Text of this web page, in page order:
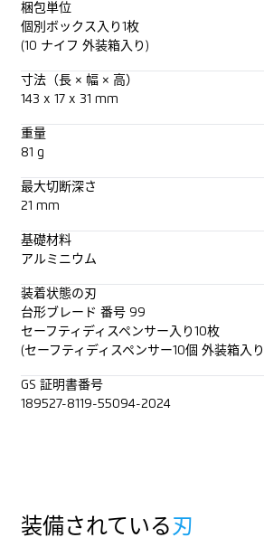
梱包単位
個別ボックス入り1枚
(10 ナイフ 外装箱入り)
寸法（長 × 幅 × 高）
143 x 17 x 31 mm
重量
81 g
最大切断深さ
21 mm
基礎材料
アルミニウム
装着状態の刃
台形ブレード 番号 99
セーフティディスペンサー入り10枚
(セーフティディスペンサー10個 外装箱入
GS 証明書番号
189527-8119-55094-2024
装備されている 刃